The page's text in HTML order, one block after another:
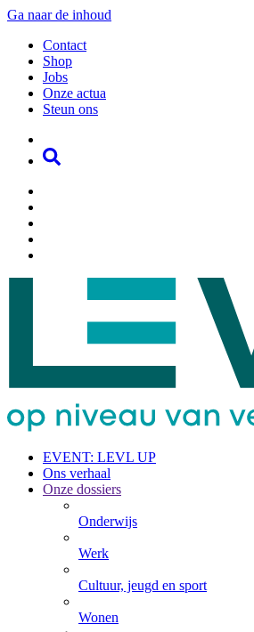
Ga naar de inhoud
Contact
Shop
Jobs
Onze actua
Steun ons
EVENT: LEVL UP
Ons verhaal
Onze dossiers
Onderwijs
Werk
Cultuur, jeugd en sport
Wonen